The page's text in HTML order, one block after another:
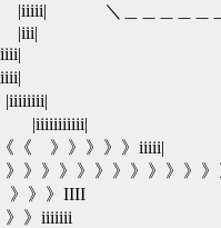
＿＿＿＿＿
|iiiiiiiiiii|
》》》》》iiiii|
》》》》》》》》》》
》》》IIII
》》iiiiiii